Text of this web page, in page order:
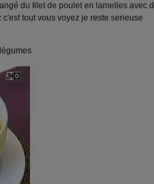
du filet de poulet en lamelles avec
tout vous voyez je reste serieuse